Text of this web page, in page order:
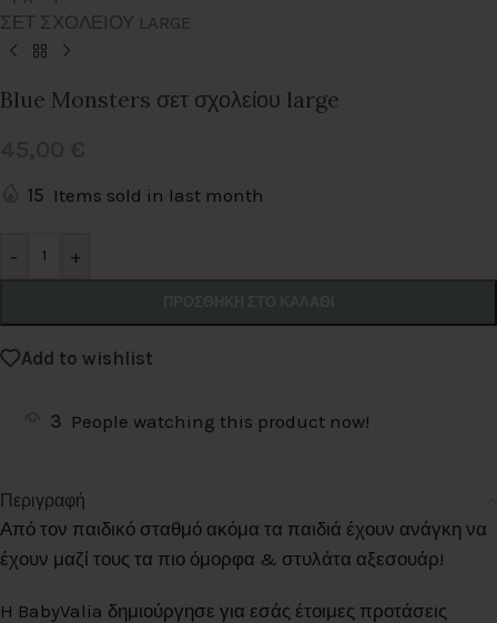
ΣΕΤ ΣΧΟΛΕΙΟΥ LARGE
Blue Monsters σετ σχολείου large
15 Items sold in last month
- +
Alternative:
Add to wishlist
3 People watching this product now!
Περιγραφή
Από τον παιδικό σταθμό ακόμα τα παιδιά έχουν ανάγκη να
έχουν μαζί τους τα πιο όμορφα & στυλάτα αξεσουάρ!
H BabyValia δημιούργησε για εσάς έτοιμες προτάσεις